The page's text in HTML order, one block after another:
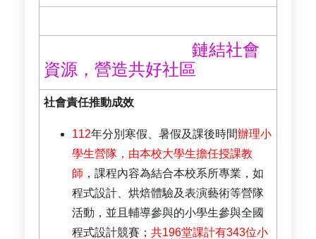
鏈結社會
資源，營造共好社區
社會責任推動成效
112年分別寒假、暑假及課後時間辦理小
學生營隊，由本校大學生擔任授課教
師 ，課程內容為結合本校系所專業，如
程式設計、烘焙體驗及表演藝術等營隊
活動，並且輔導參與的小學生參與全國
程式設計競賽；共196堂課計有343位小